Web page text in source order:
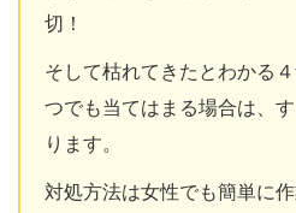
切！
そして枯れてきたとわかる
つでも当てはまる場合は、
ります。
対処方法は女性でも簡単に